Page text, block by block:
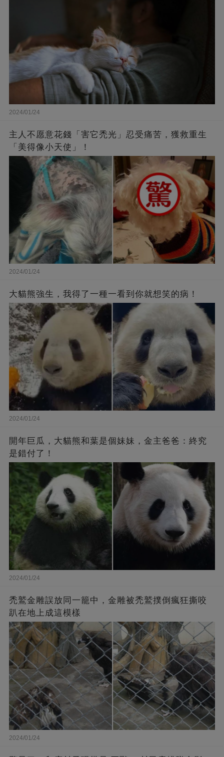
2024/01/24
主人不愿意花錢「害它禿光」忍受痛苦，獲救重生
「美得像小天使」！
2024/01/24
大貓熊強生，我得了一種一看到你就想笑的病！
2024/01/24
開年巨瓜，大貓熊和葉是個妹妹，金主爸爸：終究
是錯付了！
2024/01/24
禿鷲金雕誤放同一籠中，金雕被禿鷲撲倒瘋狂撕咬
趴在地上成這模樣
2024/01/24